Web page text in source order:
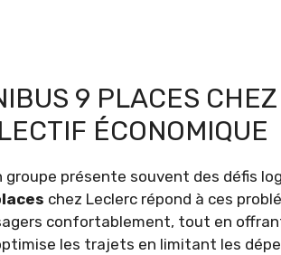
9 PLACES
ÉCONOMIQUE
groupe présente souvent des défis
chez Leclerc répond à ces
confortablement, tout en
les trajets en limitant les